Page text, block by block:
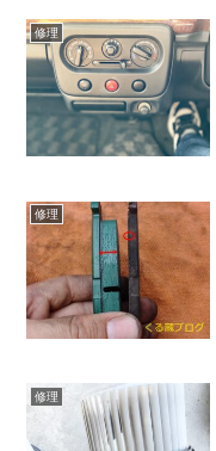
修理
修理
修理